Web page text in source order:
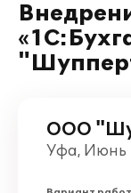
ООО
Уфа, Июнь